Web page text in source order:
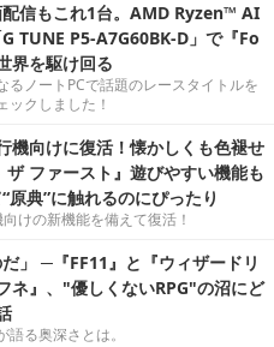
信もこれ1台。AMD Ryzen™ AI
TUNE P5-A7G60BK-D」で『Fo
界を駆け回る
るノートPCで話題のレースタイトルを
ックしました！
機向けに復活！懐かしくも色褪せ
ファースト』遊びやすい機能も
原典”に触れるのにぴったり
けの新機能を備えて復活！
だ」 ─『FF11』と『ウィザードリ
ネ』、"優しくないRPG"の沼にど
る奥深さとは。